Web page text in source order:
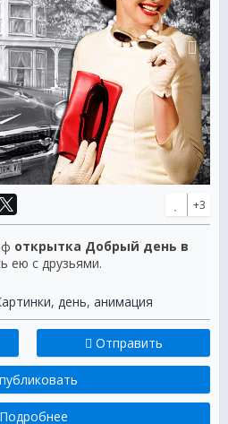
+3
открытка Добрый день в
ею с друзьями.
, день, анимация
Отправить
Подробнее